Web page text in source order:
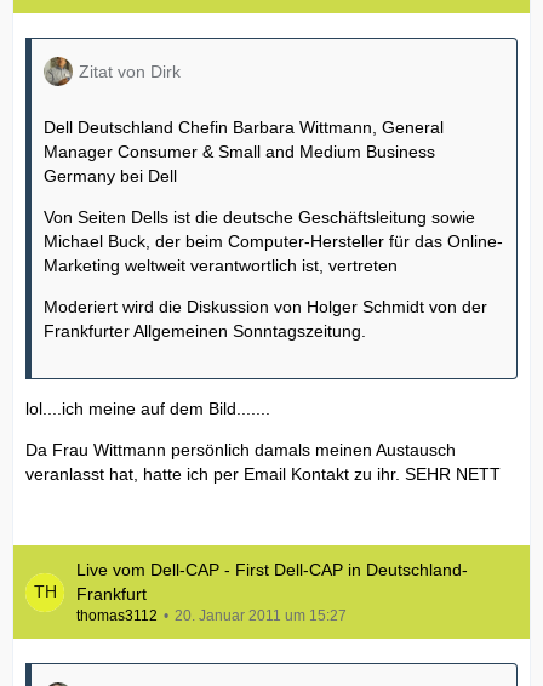
Zitat von Dirk
Dell Deutschland Chefin Barbara Wittmann, General
Manager Consumer & Small and Medium Business
Germany bei Dell
Von Seiten Dells ist die deutsche Geschäftsleitung sowie
Michael Buck, der beim Computer-Hersteller für das Online-
Marketing weltweit verantwortlich ist, vertreten
Moderiert wird die Diskussion von Holger Schmidt von der
Frankfurter Allgemeinen Sonntagszeitung.
lol....ich meine auf dem Bild.......
Da Frau Wittmann persönlich damals meinen Austausch
veranlasst hat, hatte ich per Email Kontakt zu ihr. SEHR NETT
Live vom Dell-CAP - First Dell-CAP in Deutschland-
Frankfurt
thomas3112 20. Januar 2011 um 15:27